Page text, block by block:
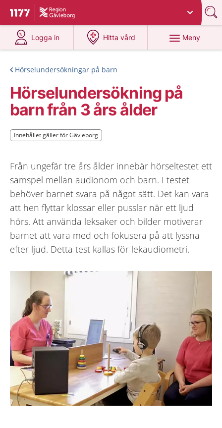
Till startsidan för 1177
Du har valt region
Logga in
på 1177.se
Hitta vård
på 1177.se
Meny
Hörselundersökningar på barn
Hörselundersökning på
barn från 3 års ålder
Innehållet gäller för Gävleborg
Innehållet gäller för Gävleborg
Från ungefär tre års ålder innebär hörseltestet ett
samspel mellan audionom och barn. I testet
behöver barnet svara på något sätt. Det kan vara
att hen flyttar klossar eller pusslar när ett ljud
hörs. Att använda leksaker och bilder motiverar
barnet att vara med och fokusera på att lyssna
efter ljud. Detta test kallas för lekaudiometri.